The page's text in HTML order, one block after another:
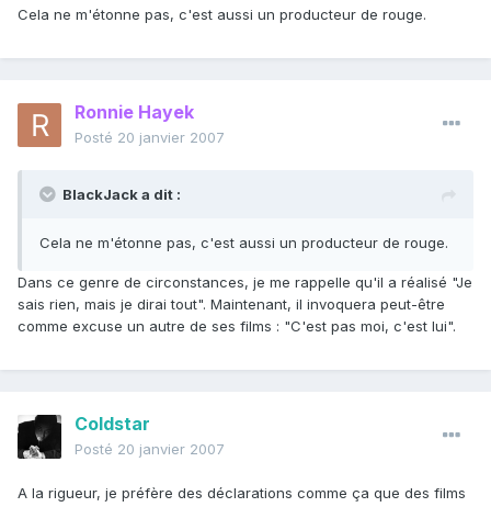
Cela ne m'étonne pas, c'est aussi un producteur de rouge.
Ronnie Hayek
Posté 20 janvier 2007
BlackJack a dit :
Cela ne m'étonne pas, c'est aussi un producteur de rouge.
Dans ce genre de circonstances, je me rappelle qu'il a réalisé "Je
sais rien, mais je dirai tout". Maintenant, il invoquera peut-être
comme excuse un autre de ses films : "C'est pas moi, c'est lui".
Coldstar
Posté 20 janvier 2007
A la rigueur, je préfère des déclarations comme ça que des films